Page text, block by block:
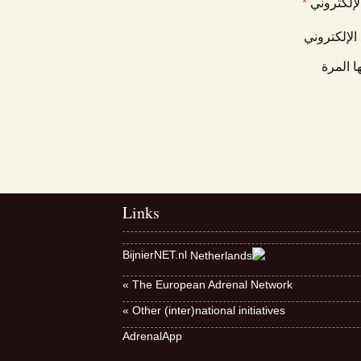
*
المرة
Links
BijnierNET.nl
The European Adrenal Network »
Other (inter)national initiatives »
AdrenalApp